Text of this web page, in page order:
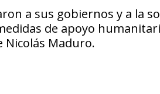
a sus gobiernos y a la
de apoyo
Maduro.